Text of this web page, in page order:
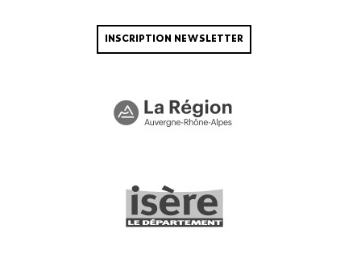
INSCRIPTION NEWSLETTER